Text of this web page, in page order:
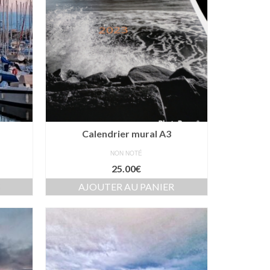
:
Calendrier mural A3
NON NOTÉ
25.00€
AJOUTER AU PANIER